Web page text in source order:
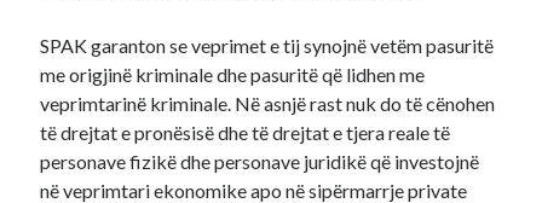
SPAK garanton se veprimet e tij synojnë vetëm pasuritë
me origjinë kriminale dhe pasuritë që lidhen me
veprimtarinë kriminale. Në asnjë rast nuk do të cënohen
të drejtat e pronësisë dhe të drejtat e tjera reale të
personave fizikë dhe personave juridikë që investojnë
në veprimtari ekonomike apo në sipërmarrje private